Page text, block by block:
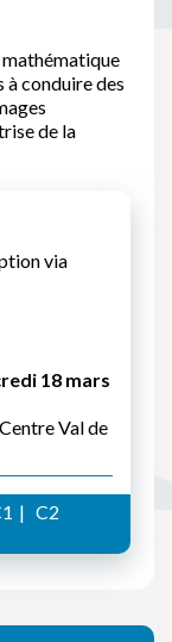
mathématique
conduire des
de la
via
18 mars
Val de
C2